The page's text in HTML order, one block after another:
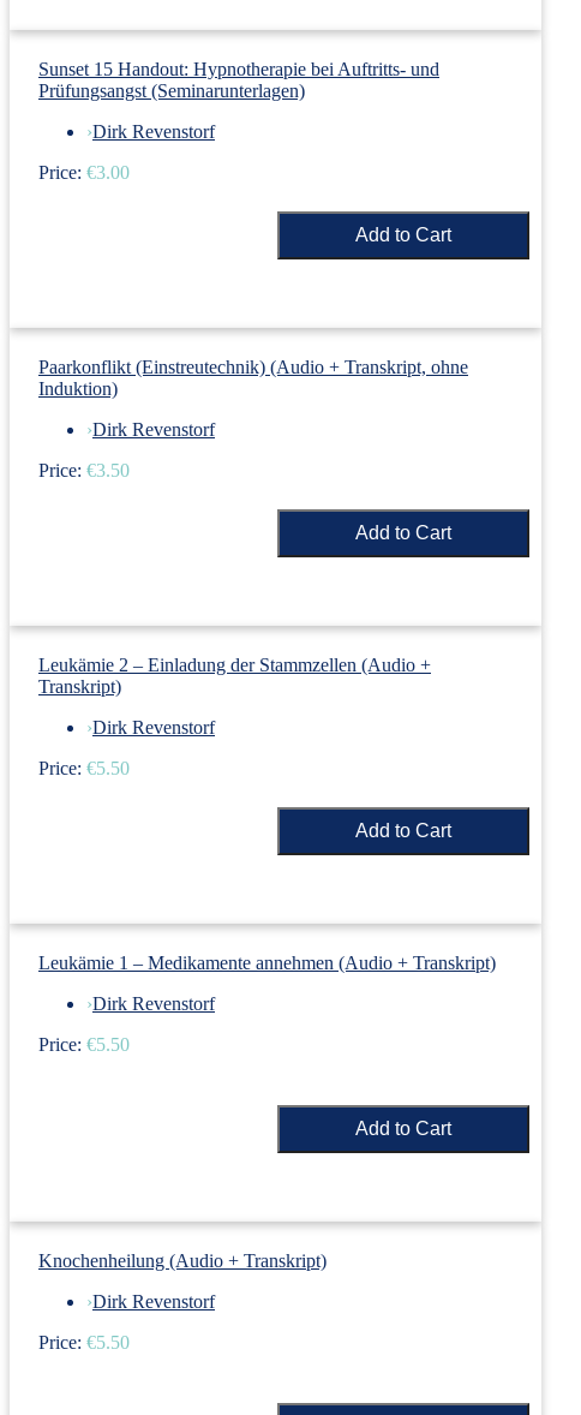
Sunset 15 Handout: Hypnotherapie bei Auftritts- und
Prüfungsangst (Seminarunterlagen)
›Dirk Revenstorf
Price: €3.00
Paarkonflikt (Einstreutechnik) (Audio + Transkript, ohne
Induktion)
›Dirk Revenstorf
Price: €3.50
Leukämie 2 – Einladung der Stammzellen (Audio +
Transkript)
›Dirk Revenstorf
Price: €5.50
Leukämie 1 – Medikamente annehmen (Audio + Transkript)
›Dirk Revenstorf
Price: €5.50
Knochenheilung (Audio + Transkript)
›Dirk Revenstorf
Price: €5.50